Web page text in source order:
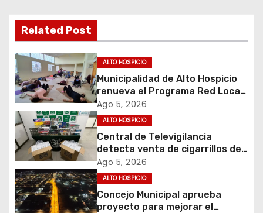
g
a
c
i
ó
n
d
e
Related Post
ALTO HOSPICIO
Municipalidad de Alto Hospicio
renueva el Programa Red Local
de Apoyos y Cuidados
Ago 5, 2026
ALTO HOSPICIO
Central de Televigilancia
detecta venta de cigarrillos de
contrabando y permite
incautación de más de 3 mil
cajetillas
Ago 5, 2026
ALTO HOSPICIO
Concejo Municipal aprueba
proyecto para mejorar el